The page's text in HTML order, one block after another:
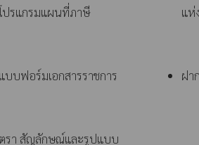
ปรแกรมแผนที่ภาษี
บบฟอร์มเอกสารราชการ
รา สัญลักษณ์และรูปแบบ
แห่
ฝา